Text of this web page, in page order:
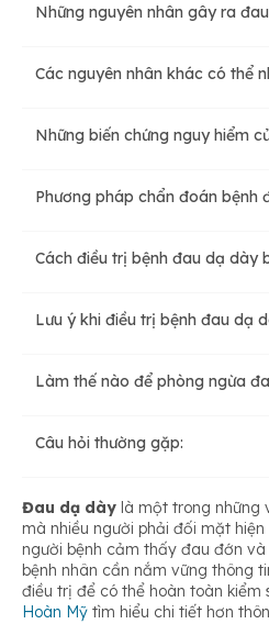
Những nguyên nhân gây ra
Viêm loét dạ dày tá tràng
Thói quen ăn uống không
Stress, rối loạn lo âu kéo dài
Tác dụng phụ của thuốc
Dị ứng hoặc không dung nạp
Các nguyên nhân khác có thể
Những biến chứng nguy hiểm
Phương pháp chẩn đoán bệnh
Cách điều trị bệnh đau dạ dày
Lưu ý khi điều trị bệnh đau dạ
Làm thế nào để phòng ngừa
Câu hỏi thường gặp:
Đau dạ dày là một trong những
mà nhiều người phải đối mặt
người bệnh cảm thấy đau đớn
bệnh nhân cần nắm vững thông
điều trị để có thể hoàn toàn kiểm
Hoàn Mỹ tìm hiểu chi tiết hơn